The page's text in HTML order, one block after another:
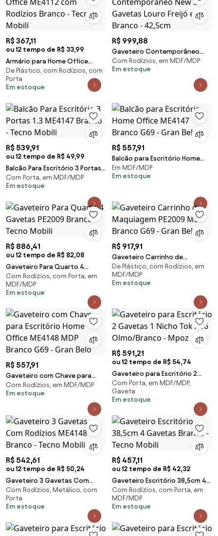
R$ 367,11
ou 12 tempo de R$ 33,99
Armário para Home Office
ME4112 com Rodízios Branco -
Tecno Mobili
De Plástico, com Rodízios, com
Porta
Em estoque
R$ 999,88
Gaveteiro Contemporâneo
New 3 Gavetas Louro Freijó e
Branco - 42,5cm
Com Rodízios, em MDF/MDP
Em estoque
R$ 539,91
ou 12 tempo de R$ 49,99
Balcão Para Escritório 3 Portas
1.3 ME4147 Branco - Tecno
Mobili
Com Porta, em MDF/MDP
Em estoque
R$ 557,91
Balcão para Escritório Home
Office ME4147 Branco G69 -
Gran Belo
Em MDF/MDP
Em estoque
R$ 886,41
ou 12 tempo de R$ 82,08
Gaveteiro Para Quarto 4
Gavetas PE2009 Branco - Tecno
Mobili
Com Rodízios, com Porta, em
MDF/MDP
Em estoque
R$ 917,91
Gaveteiro Carrinho de
Maquiagem PE2009 MDP
Branco G69 - Gran Belo
De Plástico, com Rodízios, em
MDF/MDP
Em estoque
R$ 557,91
Gaveteiro com Chave para
Escritório Home Office ME4148
MDP Branco G69 - Gran Belo
Com Rodízios, em MDF/MDP
Em estoque
R$ 591,21
ou 12 tempo de R$ 54,74
Gaveteiro para Escritório 2
Gavetas 1 Nicho Tok A06
Olmo/Branco - Mpoz
Com Porta, em MDF/MDP,
Gaveta
Em estoque
R$ 542,61
ou 12 tempo de R$ 50,24
Gaveteiro 3 Gavetas Com
Rodízios ME4148 Branco - Tecno
Mobili
Com Rodízios, Metálico, com
Porta
Em estoque
R$ 457,11
ou 12 tempo de R$ 42,32
Gaveteiro Escritório 38,5cm 4
Gavetas Branco - Tecno Mobili
Com Rodízios, com Porta, em
MDF/MDP
Em estoque